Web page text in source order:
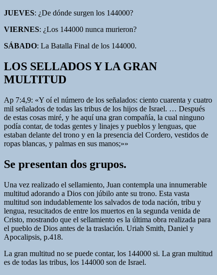
JUEVES: ¿De dónde surgen los 144000?
VIERNES: ¿Los 144000 nunca murieron?
SÁBADO: La Batalla Final de los 144000.
LOS SELLADOS Y LA GRAN
MULTITUD
Ap 7:4,9: «Y oí el número de los señalados: ciento cuarenta y cuatro
mil señalados de todas las tribus de los hijos de Israel. … Después
de estas cosas miré, y he aquí una gran compañía, la cual ninguno
podía contar, de todas gentes y linajes y pueblos y lenguas, que
estaban delante del trono y en la presencia del Cordero, vestidos de
ropas blancas, y palmas en sus manos;»»
Se presentan dos grupos.
Una vez realizado el sellamiento, Juan contempla una innumerable
multitud adorando a Dios con júbilo ante su trono. Esta vasta
multitud son indudablemente los salvados de toda nación, tribu y
lengua, resucitados de entre los muertos en la segunda venida de
Cristo, mostrando que el sellamiento es la última obra realizada para
el pueblo de Dios antes de la traslación. Uriah Smith, Daniel y
Apocalipsis, p.418.
La gran multitud no se puede contar, los 144000 si. La gran multitud
es de todas las tribus, los 144000 son de Israel.